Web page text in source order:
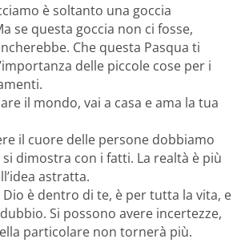
è soltanto una goccia
se questa goccia non ci fosse,
Che questa Pasqua ti
delle piccole cose per i
il mondo, vai a casa e ama la tua
il cuore delle persone dobbiamo
si dimostra con i fatti. La realtà è più
astratta.
Dio è dentro di te, è per tutta la vita, e
Si possono avere incertezze,
particolare non tornerà più.